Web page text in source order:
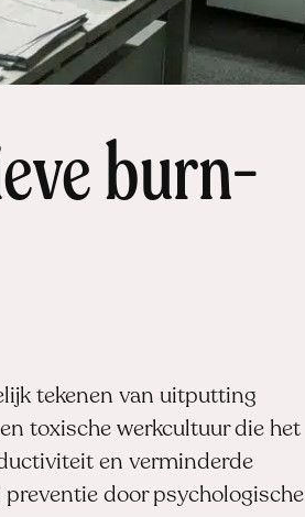
burn-
tekenen van uitputting
toxische werkcultuur die het
en verminderde
preventie door psychologische